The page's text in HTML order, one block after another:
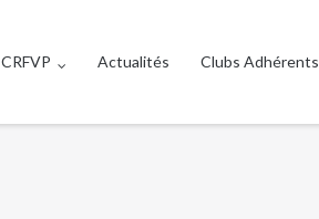
CRFVP Actualités Clubs Adhérents